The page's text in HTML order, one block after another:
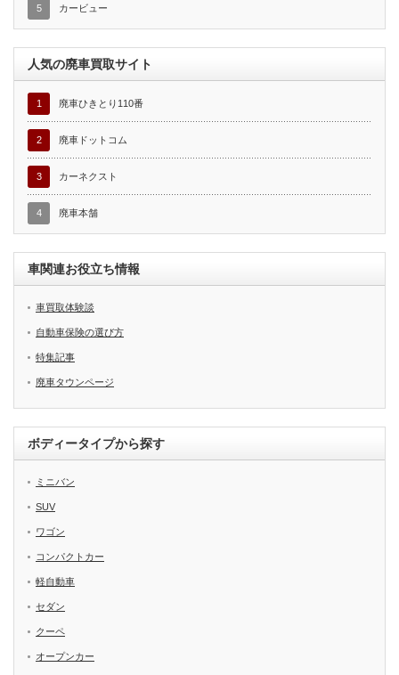
5 カービュー
人気の廃車買取サイト
1 廃車ひきとり110番
2 廃車ドットコム
3 カーネクスト
4 廃車本舗
車関連お役立ち情報
車買取体験談
自動車保険の選び方
特集記事
廃車タウンページ
ボディータイプから探す
ミニバン
SUV
ワゴン
コンパクトカー
軽自動車
セダン
クーペ
オープンカー